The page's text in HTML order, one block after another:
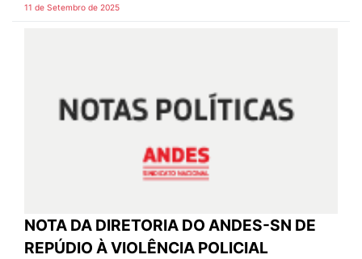
11 de Setembro de 2025
NOTA DA DIRETORIA DO ANDES-SN DE
REPÚDIO À VIOLÊNCIA POLICIAL